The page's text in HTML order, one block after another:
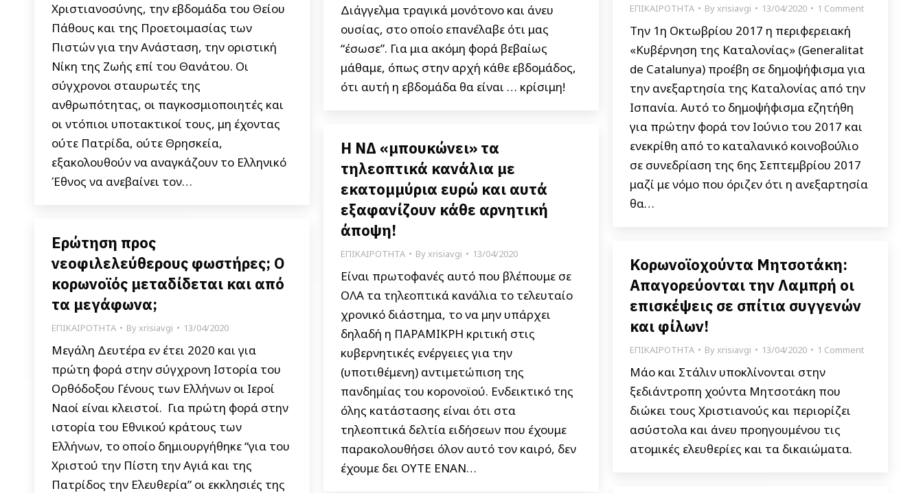
Χριστιανοσύνης, την εβδομάδα του Θείου
Πάθους και της Προετοιμασίας των
Πιστών για την Ανάσταση, την οριστική
Νίκη της Ζωής επί του Θανάτου. Οι
σύγχρονοι σταυρωτές της
ανθρωπότητας, οι παγκοσμιοποιητές και
οι ντόπιοι υποτακτικοί τους, μη έχοντας
ούτε Πατρίδα, ούτε Θρησκεία,
εξακολουθούν να αναγκάζουν το Ελληνικό
Έθνος να ανεβαίνει τον…
Διάγγελμα τραγικά μονότονο και άνευ
ουσίας, στο οποίο επανέλαβε ότι μας
“έσωσε”. Για μια ακόμη φορά βεβαίως
μάθαμε, όπως στην αρχή κάθε εβδομάδος,
ότι αυτή η εβδομάδα θα είναι … κρίσιμη!
ΕΠΙΚΑΙΡΟΤΗΤΑ Byxrisiavgi 13/04/2020 1 Comment
Tην 1η Οκτωβρίου 2017 η περιφερειακή
«Κυβέρνηση της Καταλονίας» (Generalitat
de Catalunya) προέβη σε δημοψήφισμα για
την ανεξαρτησία της Καταλονίας από την
Ισπανία. Αυτό το δημοψήφισμα εζητήθη
για πρώτην φορά τον Ιούνιο του 2017 και
ενεκρίθη από το καταλανικό κοινοβούλιο
σε συνεδρίαση της 6ης Σεπτεμβρίου 2017
μαζί με νόμο που όριζεν ότι η ανεξαρτησία
θα…
Η ΝΔ «μπουκώνει» τα
τηλεοπτικά κανάλια με
εκατομμύρια ευρώ και αυτά
εξαφανίζουν κάθε αρνητική
άποψη!
ΕΠΙΚΑΙΡΟΤΗΤΑ Byxrisiavgi 13/04/2020
Είναι πρωτοφανές αυτό που βλέπουμε σε
ΟΛΑ τα τηλεοπτικά κανάλια το τελευταίο
χρονικό διάστημα, το να μην υπάρχει
δηλαδή η ΠΑΡΑΜΙΚΡΗ κριτική στις
κυβερνητικές ενέργειες για την
(υποτιθέμενη) αντιμετώπιση της
πανδημίας του κορονοϊού. Ενδεικτικό της
όλης κατάστασης είναι ότι στα
τηλεοπτικά δελτία ειδήσεων που έχουμε
παρακολουθήσει όλον αυτό τον καιρό, δεν
έχουμε δει ΟΥΤΕ ΕΝΑΝ…
Ερώτηση προς
νεοφιλελεύθερους φωστήρες; Ο
κορωνοϊός μεταδίδεται και από
τα μεγάφωνα;
ΕΠΙΚΑΙΡΟΤΗΤΑ Byxrisiavgi 13/04/2020
Μεγάλη Δευτέρα εν έτει 2020 και για
πρώτη φορά στην σύγχρονη Ιστορία του
Ορθόδοξου Γένους των Ελλήνων οι Ιεροί
Ναοί είναι κλειστοί. Για πρώτη φορά στην
ιστορία του Εθνικού κράτους των
Ελλήνων, το οποίο δημιουργήθηκε “για του
Χριστού την Πίστη την Αγιά και της
Πατρίδος την Ελευθερία” οι εκκλησιές της
Κορωνοϊοχούντα Μητσοτάκη:
Απαγορεύονται την Λαμπρή οι
επισκέψεις σε σπίτια συγγενών
και φίλων!
ΕΠΙΚΑΙΡΟΤΗΤΑ Byxrisiavgi 13/04/2020 1 Comment
Μάο και Στάλιν υποκλίνονται στην
ξεδιάντροπη χούντα Μητσοτάκη που
διώκει τους Χριστιανούς και περιορίζει
ασύστολα και άνευ προηγουμένου τις
ατομικές ελευθερίες και τα δικαιώματα.